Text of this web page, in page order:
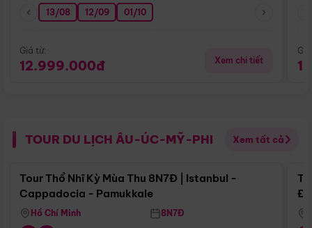
13/08 12/09 01/10
Giá từ:
12.999.000đ Xem chi tiết
TOUR DU LỊCH ÂU-ÚC-MỸ-PHI Xem tất cả
Điểm nổi bật
Tour Thổ Nhĩ Kỳ Mùa Thu 8N7Đ | Istanbul -
Cappadocia - Pamukkale
Hồ Chí Minh 8N7Đ